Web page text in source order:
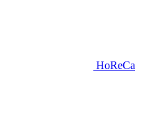
HoReCa